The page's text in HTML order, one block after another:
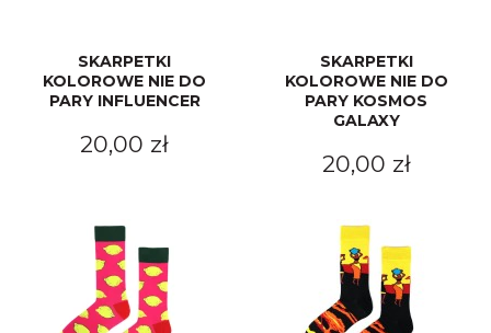
SKARPETKI
KOLOROWE NIE DO
PARY INFLUENCER
20,00 zł
SKARPETKI
KOLOROWE NIE DO
PARY KOSMOS
GALAXY
20,00 zł